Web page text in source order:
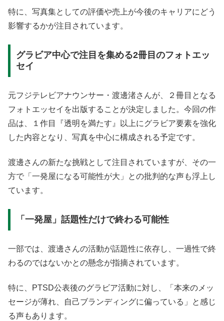
特に、写真集としての評価や売上が今後のキャリアにどう
影響するかが注目されています。
グラビア中心で注目を集める2冊目のフォトエッ
セイ
元フジテレビアナウンサー・渡邊渚さんが、２冊目となる
フォトエッセイを出版することが決定しました。今回の作
品は、１作目『透明を満たす』以上にグラビア要素を強化
した内容となり、写真を中心に構成される予定です。
渡邊さんの新たな挑戦として注目されていますが、その一
方で「一発屋になる可能性が大」との批判的な声も浮上し
ています。
「一発屋」話題性だけで終わる可能性
一部では、渡邊さんの活動が話題性に依存し、一過性で終
わるのではないかとの懸念が指摘されています。
特に、PTSD公表後のグラビア活動に対し、「本来のメッ
セージが薄れ、自己ブランディングに偏っている」と感じ
る声もあります。